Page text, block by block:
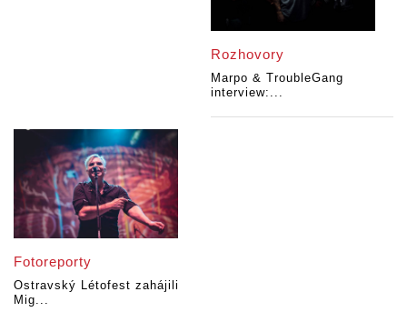
Rozhovory
Marpo & TroubleGang
interview:...
Fotoreporty
Ostravský Létofest zahájili
Mig...